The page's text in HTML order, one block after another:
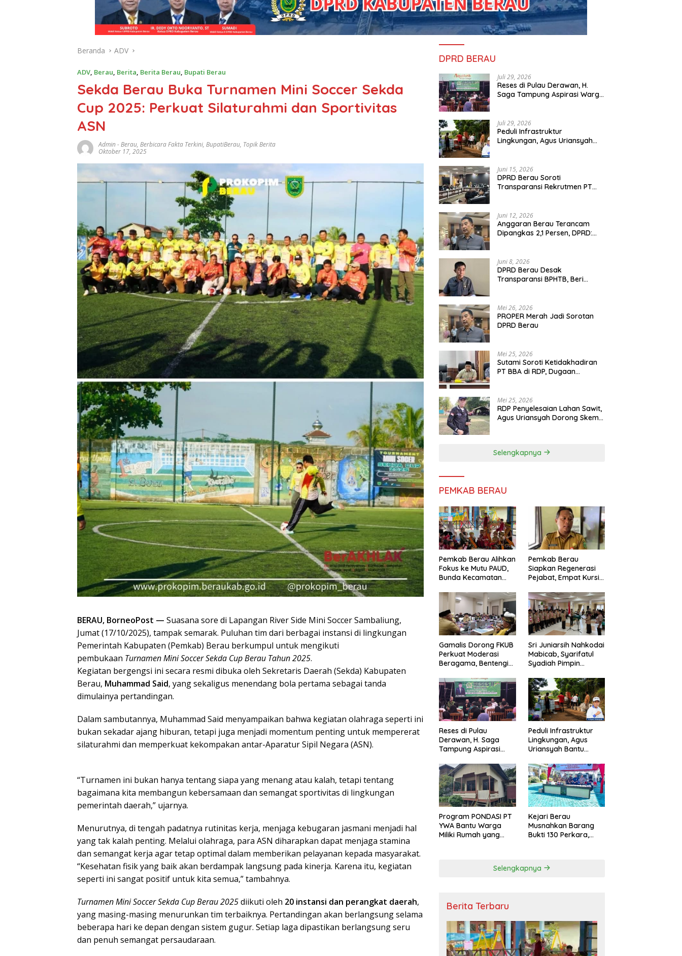
Beranda ADV
ADV, Berau, Berita, Berita Berau, Bupati Berau
Sekda Berau Buka Turnamen Mini Soccer Sekda
Cup 2025: Perkuat Silaturahmi dan Sportivitas
ASN
Admin-Berau, Berbicara Fakta Terkini, BupatiBerau, Topik Berita
Oktober 17, 2025
BERAU, BorneoPost — Suasana sore di Lapangan River Side Mini Soccer Sambaliung,
Jumat (17/10/2025), tampak semarak. Puluhan tim dari berbagai instansi di lingkungan
Pemerintah Kabupaten (Pemkab) Berau berkumpul untuk mengikuti
pembukaan Turnamen Mini Soccer Sekda Cup Berau Tahun 2025.
Kegiatan bergengsi ini secara resmi dibuka oleh Sekretaris Daerah (Sekda) Kabupaten
Berau, Muhammad Said, yang sekaligus menendang bola pertama sebagai tanda
dimulainya pertandingan.
Dalam sambutannya, Muhammad Said menyampaikan bahwa kegiatan olahraga seperti ini
bukan sekadar ajang hiburan, tetapi juga menjadi momentum penting untuk mempererat
silaturahmi dan memperkuat kekompakan antar-Aparatur Sipil Negara (ASN).
“Turnamen ini bukan hanya tentang siapa yang menang atau kalah, tetapi tentang
bagaimana kita membangun kebersamaan dan semangat sportivitas di lingkungan
pemerintah daerah,” ujarnya.
Menurutnya, di tengah padatnya rutinitas kerja, menjaga kebugaran jasmani menjadi hal
yang tak kalah penting. Melalui olahraga, para ASN diharapkan dapat menjaga stamina
dan semangat kerja agar tetap optimal dalam memberikan pelayanan kepada masyarakat.
“Kesehatan fisik yang baik akan berdampak langsung pada kinerja. Karena itu, kegiatan
seperti ini sangat positif untuk kita semua,” tambahnya.
Turnamen Mini Soccer Sekda Cup Berau 2025diikuti oleh 20 instansi dan perangkat daerah,
yang masing-masing menurunkan tim terbaiknya. Pertandingan akan berlangsung selama
beberapa hari ke depan dengan sistem gugur. Setiap laga dipastikan berlangsung seru
dan penuh semangat persaudaraan.
DPRD BERAU
Juli 29, 2026
Reses di Pulau Derawan, H.
Saga Tampung Aspirasi Warga
Juli 29, 2026
Peduli Infrastruktur
Lingkungan, Agus Uriansyah
Juni 15, 2026
DPRD Berau Soroti
Transparansi Rekrutmen PT
Juni 12, 2026
Anggaran Berau Terancam
Dipangkas 2,1 Persen, DPRD:
Juni 8, 2026
DPRD Berau Desak
Transparansi BPHTB, Beri
Mei 26, 2026
PROPER Merah Jadi Sorotan
DPRD Berau
Mei 25, 2026
Sutami Soroti Ketidakhadiran
PT BBA di RDP, Dugaan
Mei 25, 2026
RDP Penyelesaian Lahan Sawit,
Agus Uriansyah Dorong Skema
Selengkapnya
PEMKAB BERAU
Pemkab Berau Alihkan
Fokus ke Mutu PAUD,
Bunda Kecamatan
Pengawasan
Pemkab Berau
Siapkan Regenerasi
Pejabat, Empat Kursi
Diisi
Gamalis Dorong FKUB
Perkuat Moderasi
Beragama, Bentengi
Pemecah Persatuan
Sri Juniarsih Nahkodai
Mabicab, Syarifatul
Syadiah Pimpin
Berau 2026–2031
Reses di Pulau
Derawan, H. Saga
Tampung Aspirasi
Masyarakat Bijak
Sikapi Efisiensi
Anggaran
Peduli Infrastruktur
Lingkungan, Agus
Uriansyah Bantu
Jalan di Gang Angsa
Program PONDASI PT
YWA Bantu Warga
Miliki Rumah yang
Kejari Berau
Musnahkan Barang
Bukti 130 Perkara,
Selengkapnya
Berita Terbaru